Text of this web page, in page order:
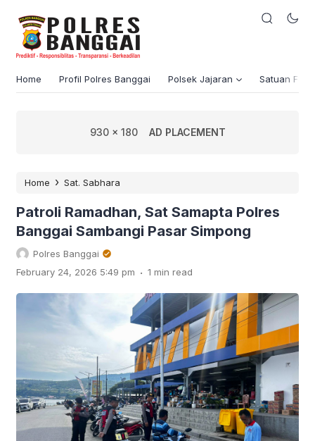
Home Profil Polres Banggai Polsek Jajaran Satuan
930 x 180 AD PLACEMENT
Home › Sat. Sabhara
Patroli Ramadhan, Sat Samapta Polres
Banggai Sambangi Pasar Simpong
Polres Banggai
February 24, 2026 5:49 pm . 1 min read